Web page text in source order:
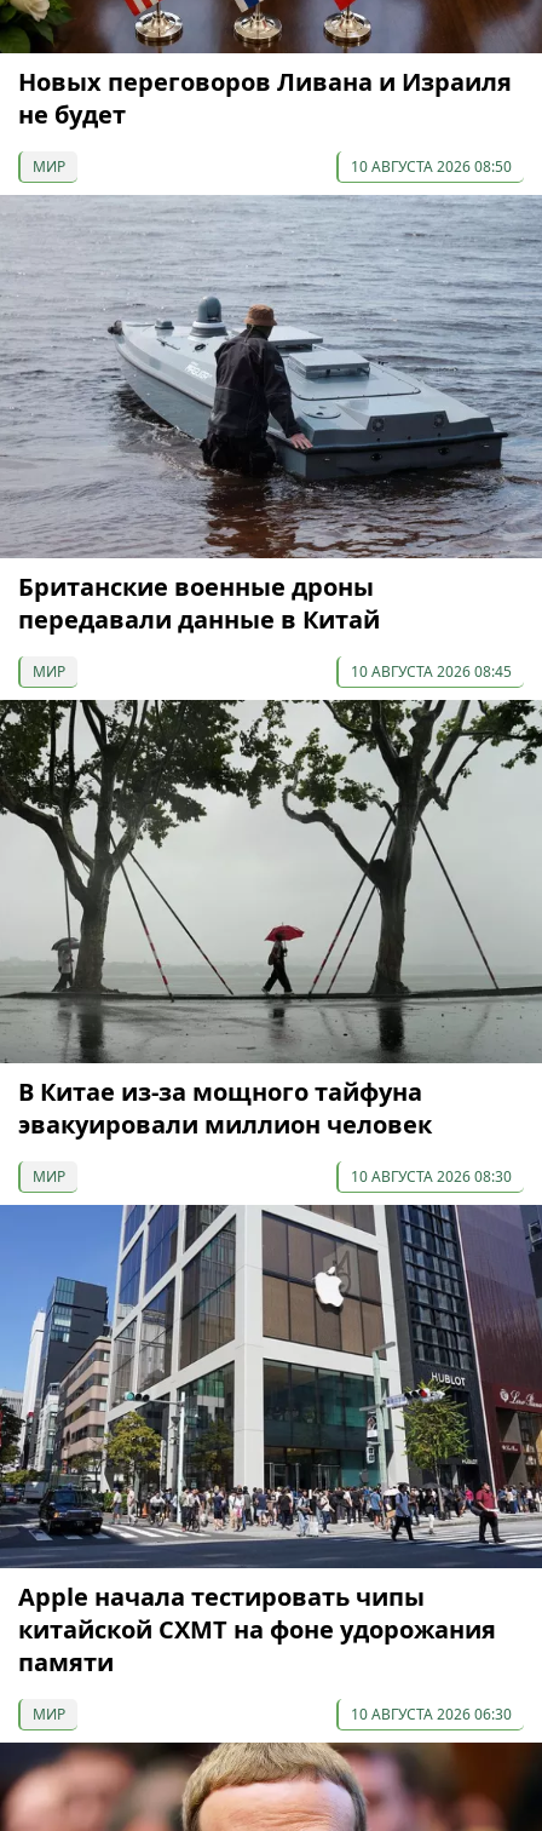
Новых переговоров Ливана и Израиля
не будет
МИР 10 АВГУСТА 2026 08:50
Британские военные дроны
передавали данные в Китай
МИР 10 АВГУСТА 2026 08:45
В Китае из-за мощного тайфуна
эвакуировали миллион человек
МИР 10 АВГУСТА 2026 08:30
Apple начала тестировать чипы
китайской CXMT на фоне удорожания
памяти
МИР 10 АВГУСТА 2026 06:30